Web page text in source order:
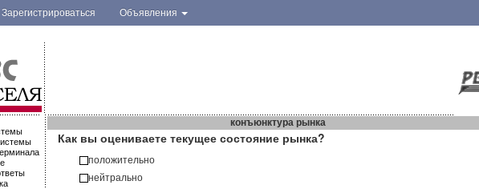
Зарегистрироваться Объявления
.
. конъюнктура рынка
Как вы оцениваете текущее состояние рынка?
положительно
нейтрально